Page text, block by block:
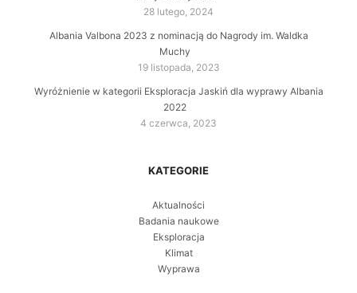
28 lutego, 2024
Albania Valbona 2023 z nominacją do Nagrody im. Waldka
Muchy
19 listopada, 2023
Wyróżnienie w kategorii Eksploracja Jaskiń dla wyprawy Albania
2022
4 czerwca, 2023
KATEGORIE
Aktualności
Badania naukowe
Eksploracja
Klimat
Wyprawa